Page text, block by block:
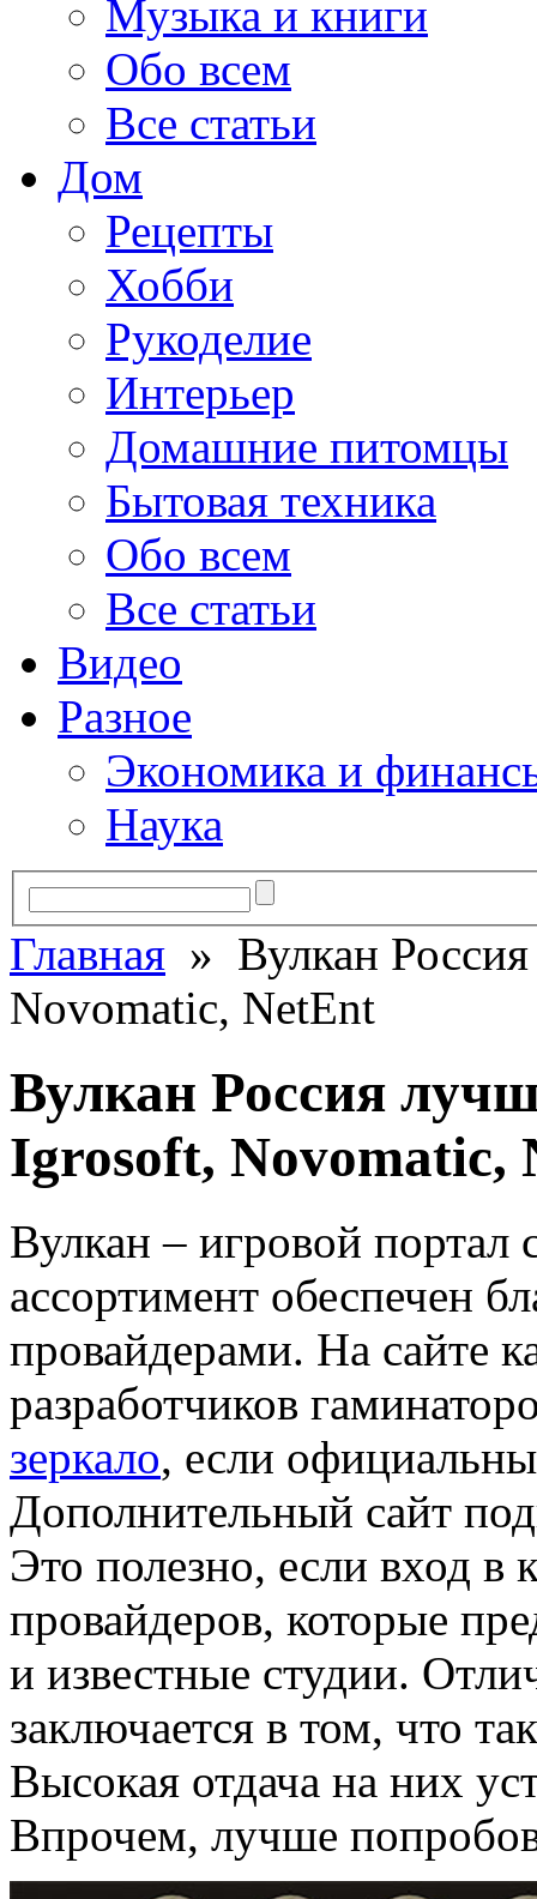
Музыка и книги
Обо всем
Все статьи
Дом
Рецепты
Хобби
Рукоделие
Интерьер
Домашние питомцы
Бытовая техника
Обо всем
Все статьи
Видео
Разное
Экономика и
Наука
Главная » Вулкан
Novomatic, NetEnt
Вулкан Россия
Igrosoft, Novomatic,
Вулкан – игровой
ассортимент обеспечен
провайдерами. На сайте
разработчиков
зеркало, если
Дополнительный сайт
Это полезно, если вход в
провайдеров, которые
и известные студии.
заключается в том, что
Высокая отдача на них
Впрочем, лучше